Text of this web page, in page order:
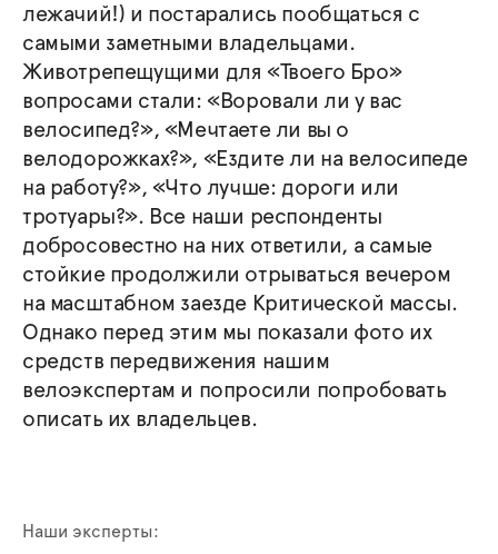
лежачий!) и постарались пообщаться с
самыми заметными владельцами.
Животрепещущими для «Твоего Бро»
вопросами стали: «Воровали ли у вас
велосипед?», «Мечтаете ли вы о
велодорожках?», «Ездите ли на велосипеде
на работу?», «Что лучше: дороги или
тротуары?». Все наши респонденты
добросовестно на них ответили, а самые
стойкие продолжили отрываться вечером
на масштабном заезде Критической массы.
Однако перед этим мы показали фото их
средств передвижения нашим
велоэкспертам и попросили попробовать
описать их владельцев.
Наши эксперты: